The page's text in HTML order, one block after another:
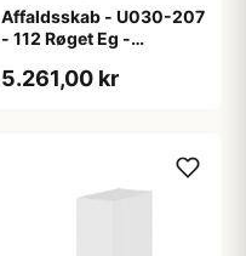
Affaldsskab - U030-207
- 112 Røget Eg -
5.261,00 kr